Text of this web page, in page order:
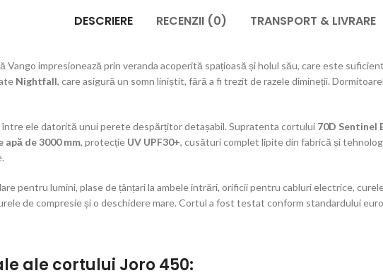
DESCRIERE RECENZII (0) TRANSPORT & LIVRARE
Vango impresionează prin veranda acoperită spațioasă și holul său, care este
Nightfall, care asigură un somn liniștit, fără a fi trezit de razele dimineții.
ele datorită unui perete despărțitor detașabil. Supratenta cortului 70D Sentinel
apă de 3000 mm, protecție UV UPF30+, cusături complet lipite din fabrică și
pentru lumini, plase de țânțari la ambele intrări, orificii pentru cabluri electrice,
de compresie și o deschidere mare. Cortul a fost testat conform standardului
ale cortului Joro 450: